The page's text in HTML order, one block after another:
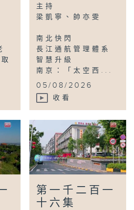
產業助力鄉村振興
助受傷「大白鳥」
海磅礴入畫
主持
梁凱寧、帥亦雯
南北快閃
長江通航管理體系
智慧升級
南京：「太空西...
05/08/2026
收看
第一千二百一
十六集